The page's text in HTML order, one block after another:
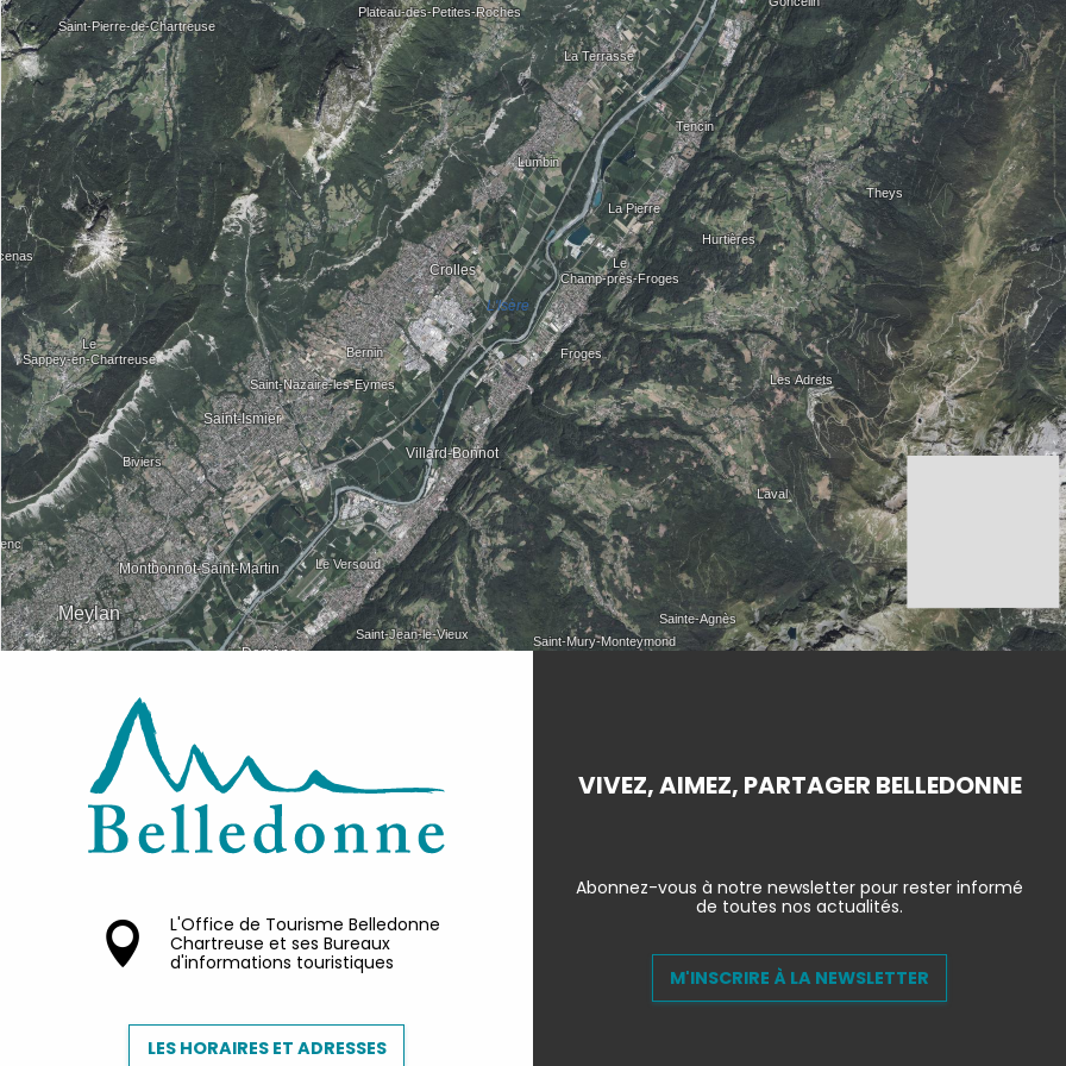
L'Office de Tourisme Belledonne
Chartreuse et ses Bureaux
d'informations touristiques
LES HORAIRES ET ADRESSES
VIVEZ, AIMEZ, PARTAGER BELLEDONNE
Abonnez-vous à notre newsletter pour rester informé
de toutes nos actualités.
M'INSCRIRE À LA NEWSLETTER